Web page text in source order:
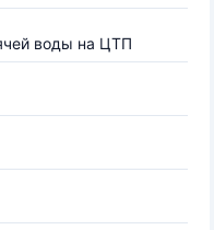
воды на ЦТП